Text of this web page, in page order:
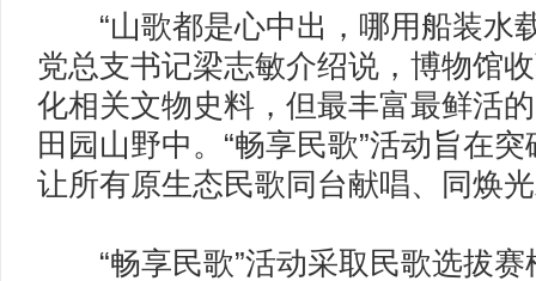
“山歌都是心中出，哪用船装水
党总支书记梁志敏介绍说，博物馆
化相关文物史料，但最丰富最鲜活
田园山野中。“畅享民歌”活动旨在
让所有原生态民歌同台献唱、同焕
“畅享民歌”活动采取民歌选拔赛